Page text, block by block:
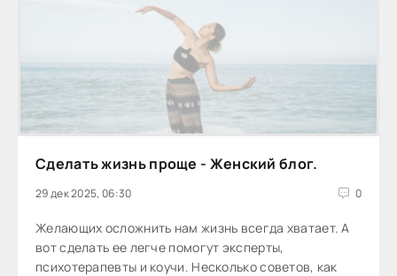
Сделать жизнь проще - Женский блог.
29 дек 2025, 06:30 0
Желающих осложнить нам жизнь всегда хватает. А
вот сделать ее легче помогут эксперты,
психотерапевты и коучи. Несколько советов, как